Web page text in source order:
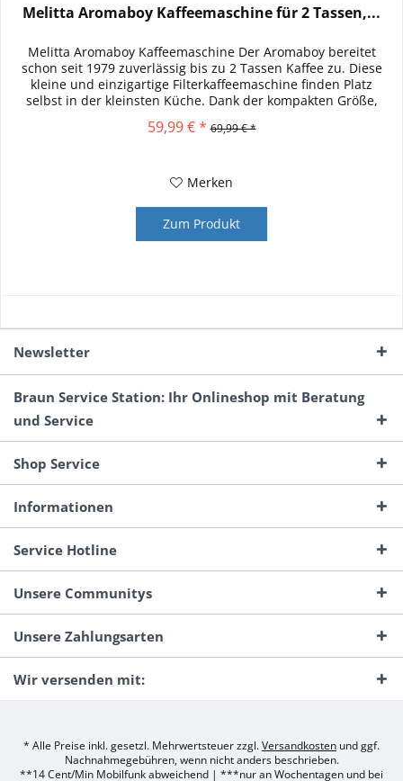
Melitta Aromaboy Kaffeemaschine für 2 Tassen,...
Melitta Aromaboy Kaffeemaschine Der Aromaboy bereitet
schon seit 1979 zuverlässig bis zu 2 Tassen Kaffee zu. Diese
kleine und einzigartige Filterkaffeemaschine finden Platz
selbst in der kleinsten Küche. Dank der kompakten Größe,
59,99 € * 69,99 € *
Merken
Zum Produkt
Newsletter
Braun Service Station: Ihr Onlineshop mit Beratung
und Service
Shop Service
Informationen
Service Hotline
Unsere Communitys
Unsere Zahlungsarten
Wir versenden mit:
* Alle Preise inkl. gesetzl. Mehrwertsteuer zzgl.Versandkosten und ggf.
Nachnahmegebühren, wenn nicht anders beschrieben.
**14 Cent/Min Mobilfunk abweichend | ***nur an Wochentagen und bei